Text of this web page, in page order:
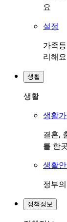
요
설정
가족
리해요
생활
생활
생활
결혼,
를 한
생활
정부
정책정보